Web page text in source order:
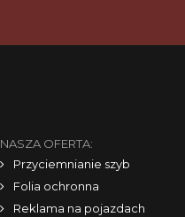
NASZA OFERTA:
Przyciemnianie szyb
Folia ochronna
Reklama na pojazdach